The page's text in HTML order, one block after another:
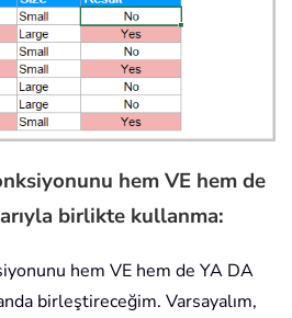
hem VE hem de
birlikte kullanma:
hem VE hem de YA DA
birleştireceğim. Varsayalım,